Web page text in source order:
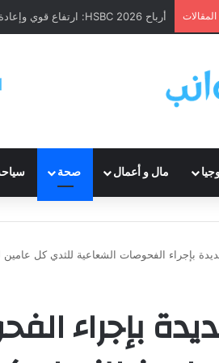
أرباح HSBC 2026: ارتفاع قوي وإعادة شراء أسهم
مال و أعمال صحة
بإجراء الفحوصات الشعاعية للثدي كل عامين
بإجراء